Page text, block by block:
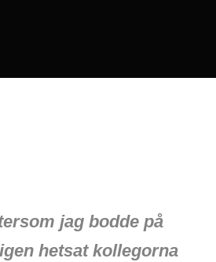
jag bodde på
hetsat kollegorna